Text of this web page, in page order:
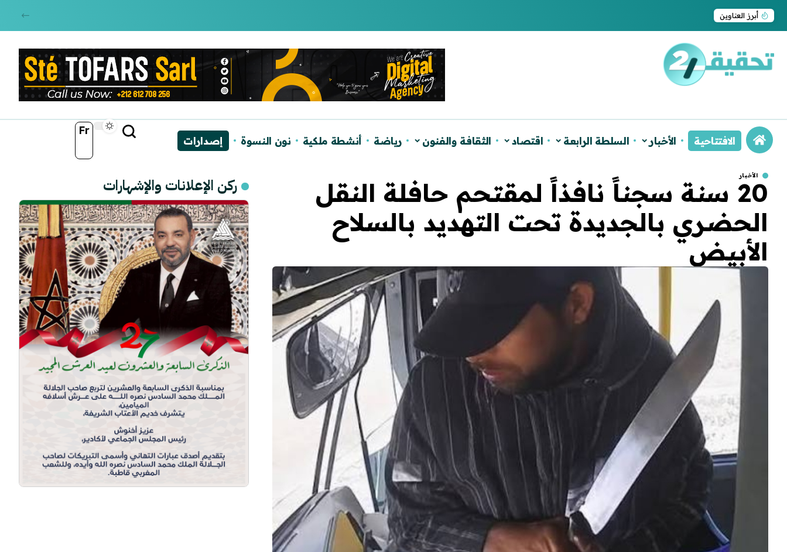
أبرز العناوين
Fr
الافتتاحية الأخبار السلطة الرابعة اقتصاد الثقافة والفنون رياضة أنشطة ملكية نون النسوة إصدارات
الأخبار
20 سنة سجناً نافذاً لمقتحم حافلة النقل
الحضري بالجديدة تحت التهديد بالسلاح
الأبيض
ركن الإعلانات والإشهارات